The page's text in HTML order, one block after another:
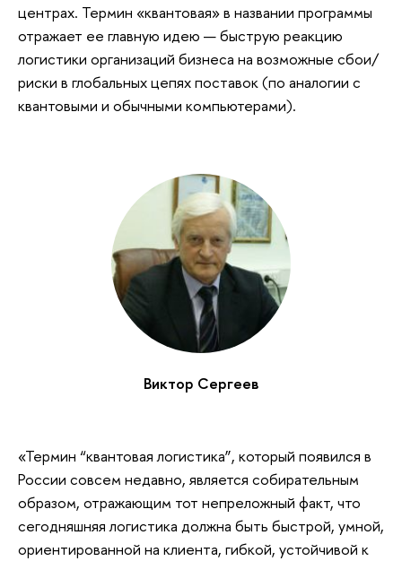
центрах. Термин «квантовая» в названии программы
отражает ее главную идею — быструю реакцию
логистики организаций бизнеса на возможные сбои/
риски в глобальных цепях поставок (по аналогии с
квантовыми и обычными компьютерами).
Виктор Сергеев
«Термин “квантовая логистика”, который появился в
России совсем недавно, является собирательным
образом, отражающим тот непреложный факт, что
сегодняшняя логистика должна быть быстрой, умной,
ориентированной на клиента, гибкой, устойчивой к